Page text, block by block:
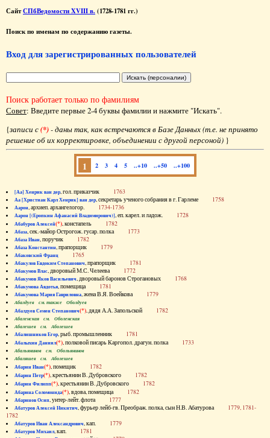
СайтСПбВедомости XVIII в. (1728-1781 гг.)
Поиск по именам по содержанию газеты.
Вход для зарегистрированных пользователей
Поиск работает только по фамилиям
Совет: Введите первые 2-4 буквы фамилии и нажмите "Искать".
{записи с(*)- даны так, как встречаются в Базе Данных (т.е. не принято
решение об их корректировке, объединении с другой персоной) }
1 2 3 4 5 ..+10 ..+50 ..+100
[Аа] Хенрик ван дер, гол. приказчик 1763
Аа [Христиан Карл Хенрик] ван дер, секретарь ученого собрания в г. Гарлеме 1758
Аарон, архиеп. архангелогор. 1734-1736
Аарон [(Еропкин Афанасий Владимирович)], еп. карел. и ладож. 1728
Абабуров Алексей(*), констапель 1782
Абаза, сек.-майор Острогож. гусар. полка 1773
Абаза Иван, поручик 1782
Абаза Константин, прапорщик 1779
Абаковский Франц 1765
Абакулов Евдоким Степанович, прапорщик 1781
Абакумов Влас, дворовый М.С. Челеева 1772
Абакумов Яков Васильевич, дворовый баронов Строгановых 1768
Абакумова Авдотья, помещица 1781
Абакумова Мария Гавриловна, жена В.Я. Воейкова 1779
Абалдуев см. также Оболдуев
Абалдуев Семен Степанович(*), дядя А.А. Запольской 1782
Абаленская см. Оболенская
Абалешев см. Аболешев
Абалишников Егор, рыб. промышленник 1781
Абалыхин Даниил(*), полковой писарь Каргопол. драгун. полка 1733
Абальянинов см. Обольянинов
Абаляшев см. Аболешев
Абарин Иван(*), помещик 1782
Абарин Петр(*), крестьянин В. Дубровского 1782
Абарин Филипп(*), крестьянин В. Дубровского 1782
Абарина Соломонида(*), вдова, помещица 1782
Абаринов Осип, унтер-лейт. флота 1777
Абатуров Алексей Никитич, фурьер лейб-гв. Преображ. полка, сын Н.В. Абатурова 1779, 1781-
1782
Абатуров Иван Александрович, кап. 1779
Абатуров Михаил, кап. 1781